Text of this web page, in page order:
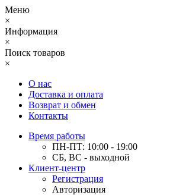
Меню
×
Информация
×
Поиск товаров
×
О нас
Доставка и оплата
Возврат и обмен
Контакты
Время работы
ПН-ПТ: 10:00 - 19:00
СБ, ВС - выходной
Клиент-центр
Регистрация
Авторизация